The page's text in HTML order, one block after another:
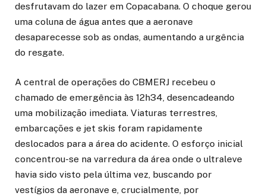
desfrutavam do lazer em Copacabana. O choque gerou
uma coluna de água antes que a aeronave
desaparecesse sob as ondas, aumentando a urgência
do resgate.
A central de operações do CBMERJ recebeu o
chamado de emergência às 12h34, desencadeando
uma mobilização imediata. Viaturas terrestres,
embarcações e jet skis foram rapidamente
deslocados para a área do acidente. O esforço inicial
concentrou-se na varredura da área onde o ultraleve
havia sido visto pela última vez, buscando por
vestígios da aeronave e, crucialmente, por